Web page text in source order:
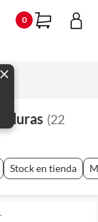
0
(22
Stock en tienda